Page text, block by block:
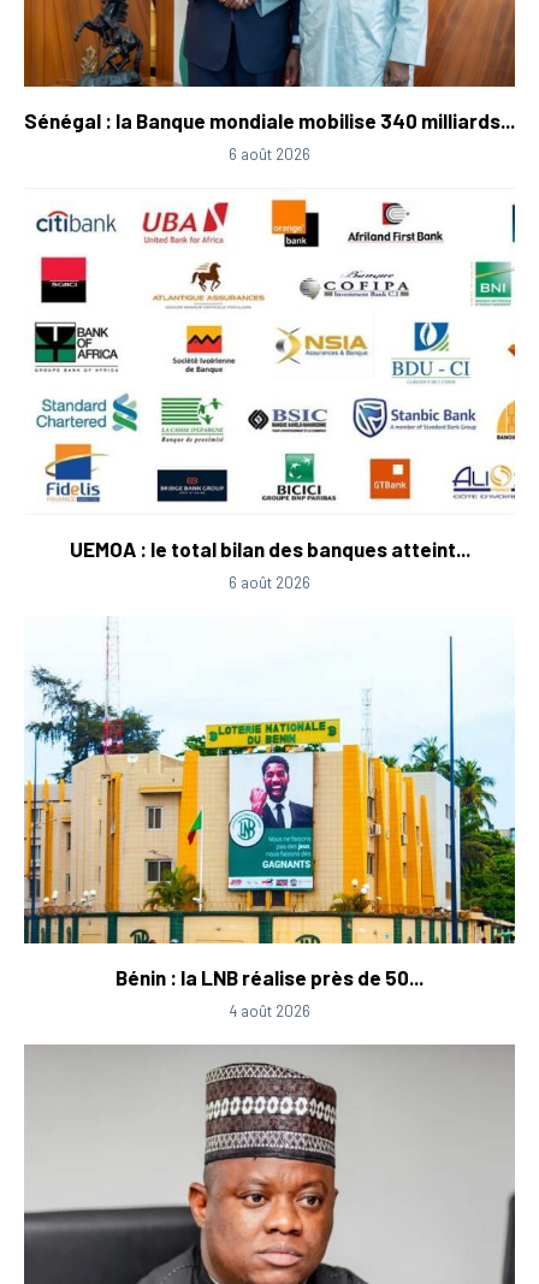
Sénégal : la Banque mondiale mobilise 340 milliards...
6 août 2026
UEMOA : le total bilan des banques atteint...
6 août 2026
Bénin : la LNB réalise près de 50...
4 août 2026